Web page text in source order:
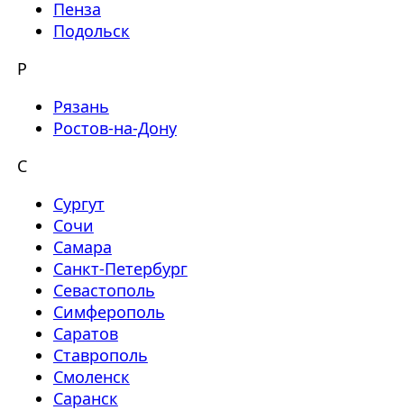
Пенза
Подольск
Р
Рязань
Ростов-на-Дону
С
Сургут
Сочи
Самара
Санкт-Петербург
Севастополь
Симферополь
Саратов
Ставрополь
Смоленск
Саранск